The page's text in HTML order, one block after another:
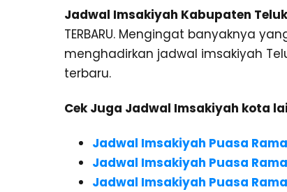
Jadwal Imsakiyah Kabupaten
TERBARU. Mengingat banyaknya
menghadirkan jadwal imsakiyah
terbaru.
Cek Juga Jadwal Imsakiyah kota
Jadwal Imsakiyah Puasa
Jadwal Imsakiyah Puasa
Jadwal Imsakiyah Puasa